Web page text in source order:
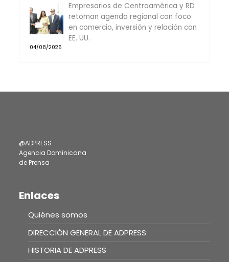
Empresarios de Centroamérica y RD
retoman agenda regional con foco
en comercio, inversión y relación con
EE. UU.
04/08/2026
@ADPRESS
Agencia Dominicana
de Prensa
Enlaces
Quiénes somos
DIRECCIÓN GENERAL DE ADPRESS
HISTORIA DE ADPRESS